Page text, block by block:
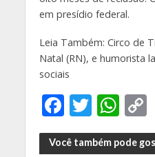
em presídio federal.
Leia Também: Circo de
Natal (RN), e humorista
sociais
F
ac
e
T
w
itt
W
h
at
C
Você também pode